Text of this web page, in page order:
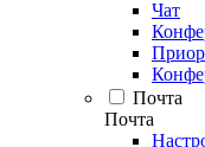
Чат
Почта
Почта